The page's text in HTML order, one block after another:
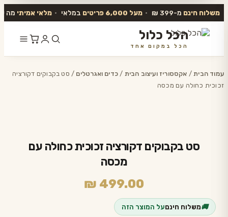
משלוח חינם מ-399 ₪ • מעל 6,000 פריטים במלאי • מלאי אמיתי מה
הכל כלול
הכל במקום אחד
לתוכן
עמוד הבית/ אקססוריז ועיצוב הבית /כדים ואגרטלים / סט בקבוקים דקורציה
זכוכית כחולה עם מכסה
סט בקבוקים דקורציה זכוכית כחולה עם
מכסה
₪ 499.00
🚚משלוח חינםעל המוצר הזה